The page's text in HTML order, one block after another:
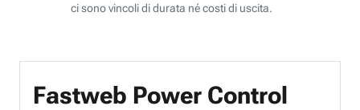
ci sono vincoli di durata né costi di uscita.
Fastweb Power Control